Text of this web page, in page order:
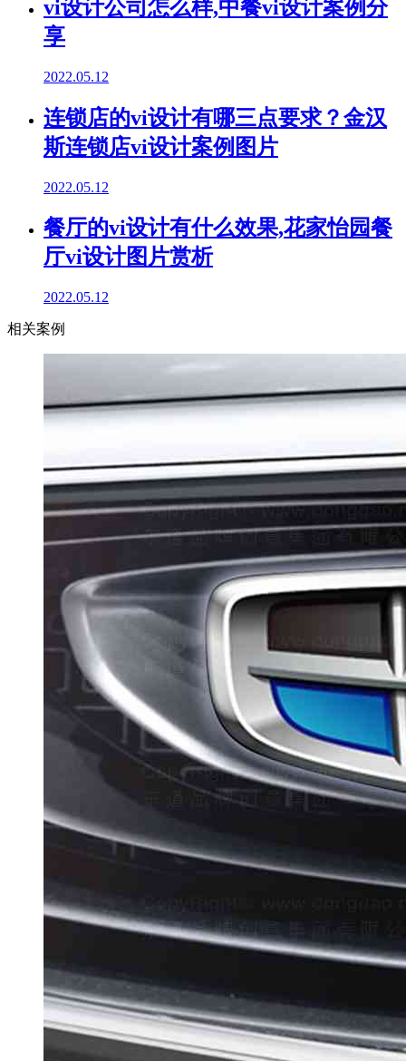
vi设计公司怎么样,中餐vi设计案例分
享
2022.05.12
连锁店的vi设计有哪三点要求？金汉
斯连锁店vi设计案例图片
2022.05.12
餐厅的vi设计有什么效果,花家怡园餐
厅vi设计图片赏析
2022.05.12
相关案例